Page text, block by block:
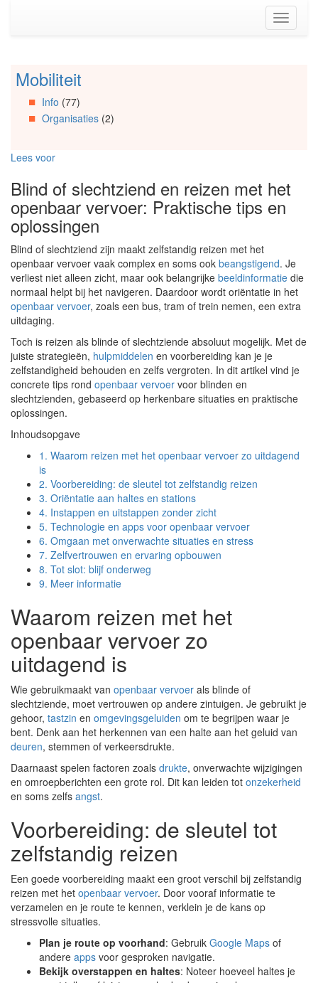
(Accesskey
Toggle
Spring
Artikels
Spring
Spring
Organisaties
Spring
naar
Social
media
Mobiliteit
Info (77)
Organisaties(2)
Lees voor
Blind of slechtziend en reizen met het
openbaar vervoer: Praktische tips en
oplossingen
Blind of slechtziend zijn maakt zelfstandig reizen met het
openbaar vervoer vaak complex en soms ook beangstigend. Je
verliest niet alleen zicht, maar ook belangrijke beeldinformatie die
normaal helpt bij het navigeren. Daardoor wordt oriëntatie in het
openbaar vervoer, zoals een bus, tram of trein nemen, een extra
uitdaging.
Toch is reizen als blinde of slechtziende absoluut mogelijk. Met de
juiste strategieën, hulpmiddelen en voorbereiding kan je je
zelfstandigheid behouden en zelfs vergroten. In dit artikel vind je
concrete tips rond openbaar vervoer voor blinden en
slechtzienden, gebaseerd op herkenbare situaties en praktische
oplossingen.
Inhoudsopgave
1. Waarom reizen met het openbaar vervoer zo uitdagend
is
2. Voorbereiding: de sleutel tot zelfstandig reizen
3. Oriëntatie aan haltes en stations
4. Instappen en uitstappen zonder zicht
5. Technologie en apps voor openbaar vervoer
6. Omgaan met onverwachte situaties en stress
7. Zelfvertrouwen en ervaring opbouwen
8. Tot slot: blijf onderweg
9. Meer informatie
Waarom reizen met het
openbaar vervoer zo
uitdagend is
Wie gebruikmaakt van openbaar vervoer als blinde of
slechtziende, moet vertrouwen op andere zintuigen. Je gebruikt je
gehoor, tastzin en omgevingsgeluiden om te begrijpen waar je
bent. Denk aan het herkennen van een halte aan het geluid van
deuren, stemmen of verkeersdrukte.
Daarnaast spelen factoren zoals drukte, onverwachte wijzigingen
en omroepberichten een grote rol. Dit kan leiden tot onzekerheid
en soms zelfs angst.
Voorbereiding: de sleutel tot
zelfstandig reizen
Een goede voorbereiding maakt een groot verschil bij zelfstandig
reizen met het openbaar vervoer. Door vooraf informatie te
verzamelen en je route te kennen, verklein je de kans op
stressvolle situaties.
Plan je route op voorhand: Gebruik Google Maps of
andere apps voor gesproken navigatie.
Bekijk overstappen en haltes: Noteer hoeveel haltes je